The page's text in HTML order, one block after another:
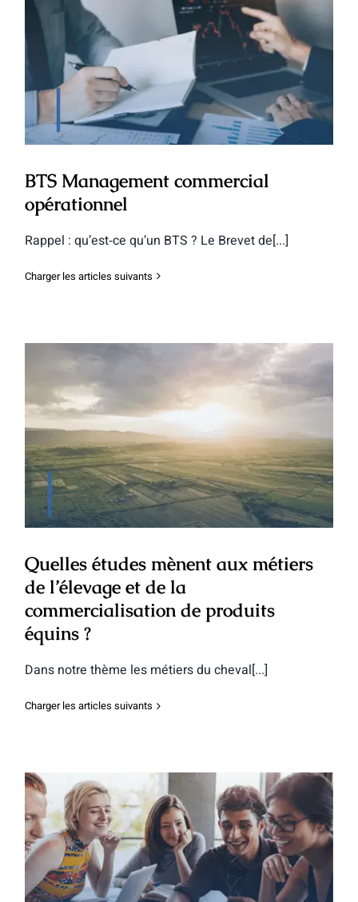
BTS Management commercial
opérationnel
BTS Management commercial
opérationnel
Rappel : qu’est‑ce qu’un BTS ? Le Brevet de[...]
Charger les articles suivants
Quelles études mènent aux métiers de
l’élevage et de la commercialisation de
produits équins ?
Quelles études mènent aux métiers
de l’élevage et de la
commercialisation de produits
équins ?
Dans notre thème les métiers du cheval[...]
Charger les articles suivants
Quelles différences entre les BUT et les
BTS/A ?